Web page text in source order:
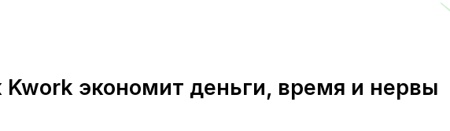
Kwork экономит деньги, время и нервы